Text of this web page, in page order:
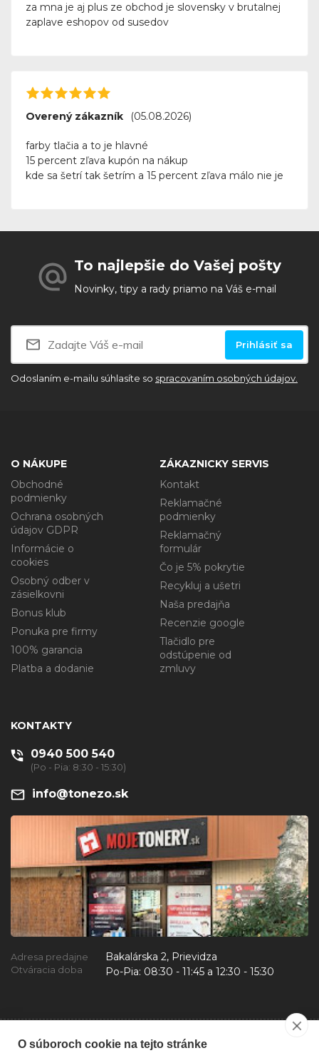
O súboroch cookie na tejto stránke
za mna je aj plus ze obchod je slovensky v brutalnej
zaplave eshopov od susedov
Overený zákazník (05.08.2026)
farby tlačia a to je hlavné
15 percent zľava kupón na nákup
kde sa šetrí tak šetrím a 15 percent zľava málo nie je
To najlepšie do Vašej pošty
Novinky, tipy a rady priamo na Váš e-mail
Prihlásiť sa
Odoslaním e-mailu súhlasíte so spracovaním osobných údajov.
O NÁKUPE
Obchodné
podmienky
Ochrana osobných
údajov GDPR
Informácie o
cookies
Osobný odber v
zásielkovni
Bonus klub
Ponuka pre firmy
100% garancia
Platba a dodanie
ZÁKAZNICKY SERVIS
Kontakt
Reklamačné
podmienky
Reklamačný
formulár
Čo je 5% pokrytie
Recykluj a ušetri
Naša predajňa
Recenzie google
Tlačidlo pre
odstúpenie od
zmluvy
KONTAKTY
0940 500 540
(Po - Pia: 8:30 - 15:30)
info@tonezo.sk
Adresa predajne Bakalárska 2, Prievidza
Otváracia doba Po-Pia: 08:30 - 11:45 a 12:30 - 15:30